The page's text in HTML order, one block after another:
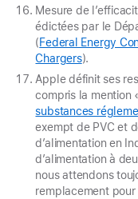
Mesure de
édictées par le
(Federal Energy
Chargers).
Apple définit ses
compris la mention
substances
exempt de PVC et
d’alimentation en
d’alimentation à
nous attendons
remplacement